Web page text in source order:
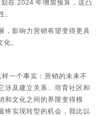
在 2024 年增加预算，这凸
，影响力营销有望变得更具
。
一个事实：营销的未来不
涉及建立关系、培育社区和
和文化之间的界限变得模
终实现转型的机会，我比以